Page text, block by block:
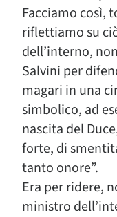
Facciamo così,
riflettiamo su
dell’interno,
Salvini per
magari in una
simbolico, ad
nascita del
forte, di
tanto onore”.
Era per ridere,
ministro